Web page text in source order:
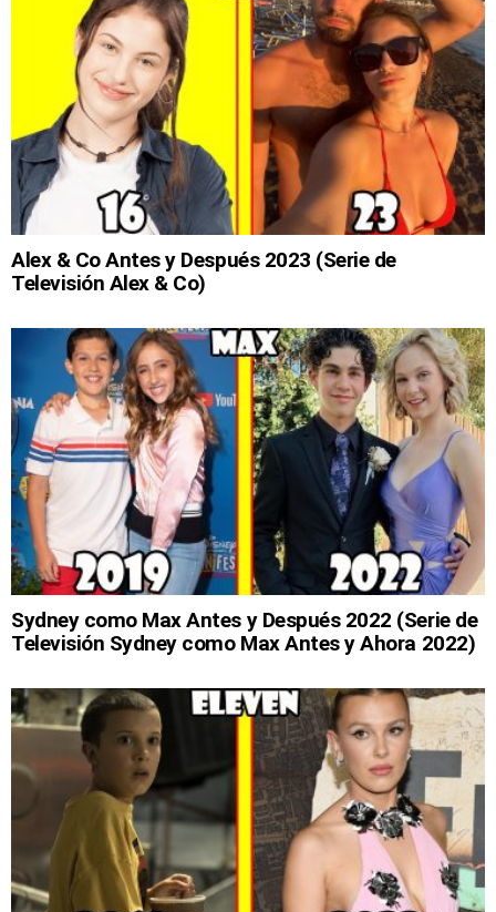
Alex & Co Antes y Después 2023 (Serie de
Televisión Alex & Co)
Sydney como Max Antes y Después 2022 (Serie de
Televisión Sydney como Max Antes y Ahora 2022)